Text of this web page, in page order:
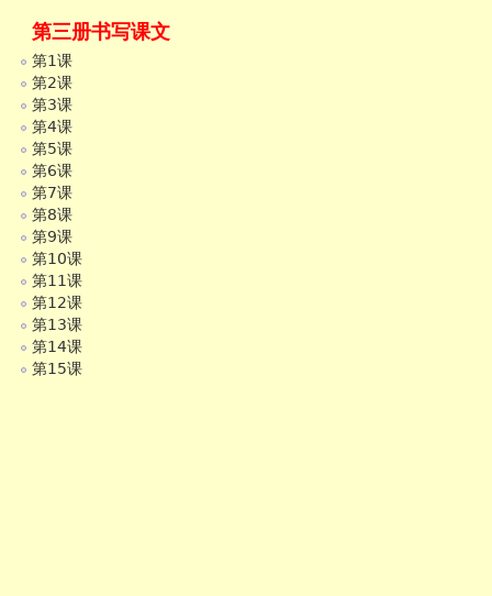
第三册书写课文
第1课
第2课
第3课
第4课
第5课
第6课
第7课
第8课
第9课
第10课
第11课
第12课
第13课
第14课
第15课